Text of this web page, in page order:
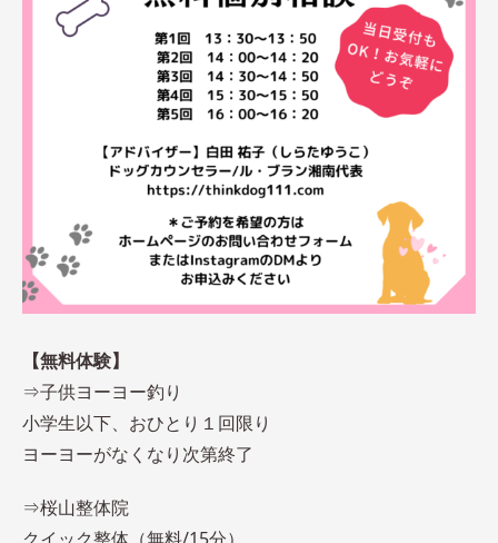
【無料体験】
⇒子供ヨーヨー釣り
小学生以下、おひとり１回限り
ヨーヨーがなくなり次第終了
⇒桜山整体院